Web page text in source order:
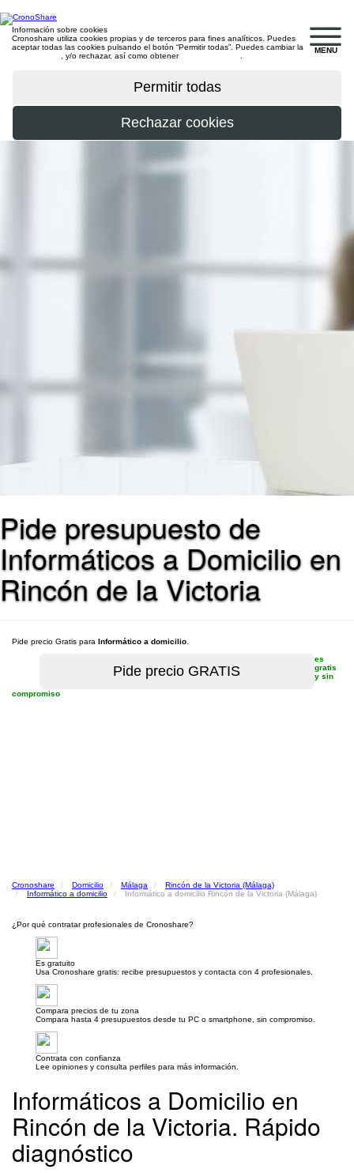
MENU
Información sobre cookies
Cronoshare utiliza cookies propias y de terceros para fines analíticos. Puedes
aceptar todas las cookies pulsando el botón “Permitir todas”. Puedes cambiar la
, y/o rechazar, así como obtener
Pide presupuesto de
Informáticos a Domicilio en
Rincón de la Victoria
Pide precio Gratis para Informático a domicilio
es
gratis
y sin
compromiso
Cronoshare Domicilio Málaga
Rincón de la Victoria (Málaga)
Informático a domicilio
Informático a domicilio Rincón de la Victoria (Málaga)
¿Por qué contratar profesionales de Cronoshare?
Es gratuito
Usa Cronoshare gratis: recibe presupuestos y contacta con 4 profesionales.
Compara precios de tu zona
Compara hasta 4 presupuestos desde tu PC o smartphone, sin compromiso.
Contrata con confianza
Lee opiniones y consulta perfiles para más información.
Informáticos a Domicilio en
Rincón de la Victoria. Rápido
diagnóstico